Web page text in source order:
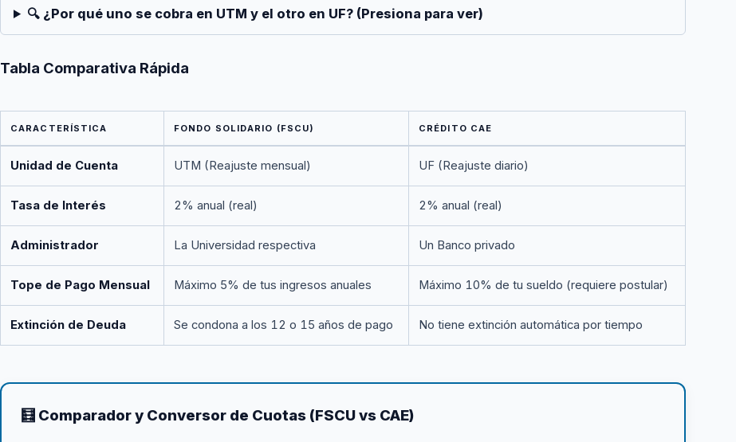
🔍 ¿Por qué uno se cobra en UTM y el otro en UF? (Presiona para ver)
Tabla Comparativa Rápida
CARACTERÍSTICA FONDO SOLIDARIO (FSCU) CRÉDITO CAE
Unidad de Cuenta UTM (Reajuste mensual) UF (Reajuste diario)
Tasa de Interés 2% anual (real) 2% anual (real)
Administrador La Universidad respectiva Un Banco privado
Tope de Pago Mensual Máximo 5% de tus ingresos anuales Máximo 10% de tu sueldo (requiere postular)
Extinción de Deuda Se condona a los 12 o 15 años de pago No tiene extinción automática por tiempo
🧮 Comparador y Conversor de Cuotas (FSCU vs CAE)